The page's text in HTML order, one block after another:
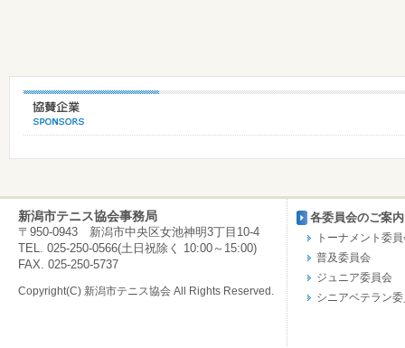
新潟市テニス協会事務局
〒950-0943 新潟市中央区女池神明3丁目10-4
TEL. 025-250-0566(土日祝除く 10:00～15:00)
FAX. 025-250-5737
Copyright(C) 新潟市テニス協会 All Rights Reserved.
各委員会のご案内
トーナメント委
普及委員会
ジュニア委員会
シニアベテラン